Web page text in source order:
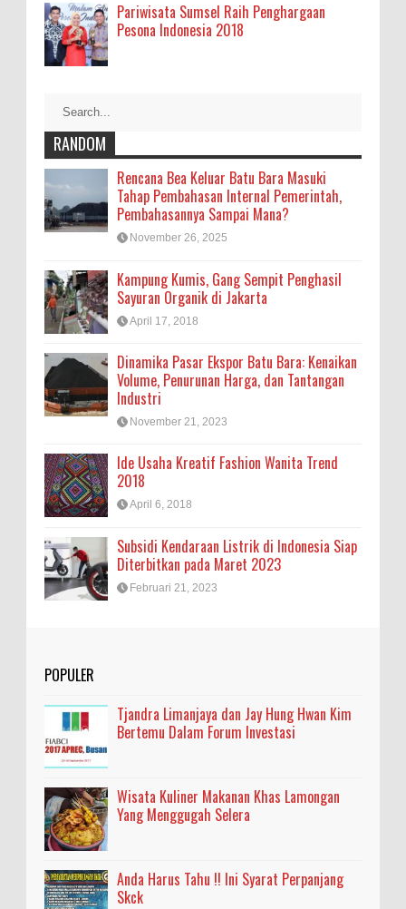
Pariwisata Sumsel Raih Penghargaan
Pesona Indonesia 2018
RANDOM
Rencana Bea Keluar Batu Bara Masuki
Tahap Pembahasan Internal Pemerintah,
Pembahasannya Sampai Mana?
November 26, 2025
Kampung Kumis, Gang Sempit Penghasil
Sayuran Organik di Jakarta
April 17, 2018
Dinamika Pasar Ekspor Batu Bara: Kenaikan
Volume, Penurunan Harga, dan Tantangan
Industri
November 21, 2023
Ide Usaha Kreatif Fashion Wanita Trend
2018
April 6, 2018
Subsidi Kendaraan Listrik di Indonesia Siap
Diterbitkan pada Maret 2023
Februari 21, 2023
POPULER
Tjandra Limanjaya dan Jay Hung Hwan Kim
Bertemu Dalam Forum Investasi
Wisata Kuliner Makanan Khas Lamongan
Yang Menggugah Selera
Anda Harus Tahu !! Ini Syarat Perpanjang
Skck